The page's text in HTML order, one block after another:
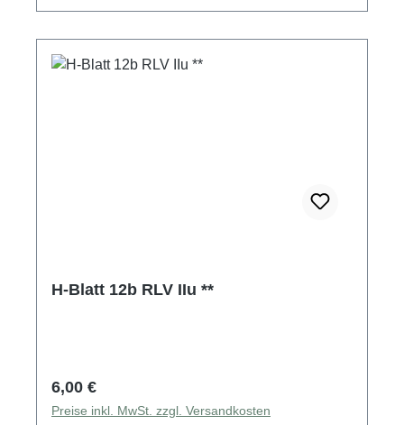
H-Blatt 12b RLV IIu **
Regulärer Preis:
6,00 €
Preise inkl. MwSt. zzgl. Versandkosten